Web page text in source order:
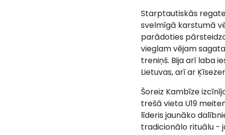
Starptautiskās
svelmīgā karstumā
parādoties
vieglam vējam
treniņš. Bija arī laba
Lietuvas, arī ar
Šoreiz Kambīze
trešā vieta U19
līderis jaunāko
tradicionālo rituālu -